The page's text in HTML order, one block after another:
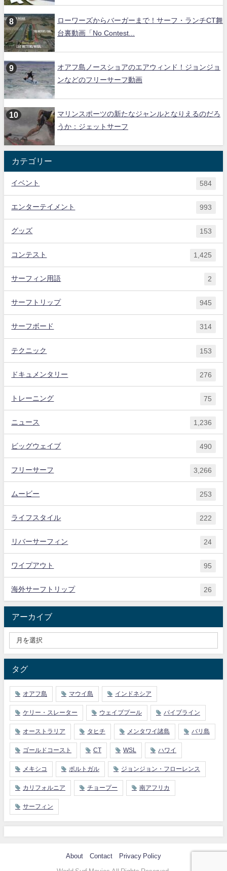
ローワーズからバーガーまで！サーフ・ランチCT舞
台裏動画「No Contest...
オアフ島ノースショアのエアウィンド！ジョンジョ
ンなどのフリーサーフ動画
マリンスポーツの新たなジャンルとなりえるのだろ
うか：ジェットサーフ
カテゴリー
イベント 584
エンターテイメント 993
グッズ 153
コンテスト 1,425
サーフィン用語 2
サーフトリップ 945
サーフボード 314
テクニック 153
ドキュメンタリー 276
トレーニング 75
ニュース 1,236
ビッグウェイブ 490
フリーサーフ 3,266
ムービー 253
ライフスタイル 222
リバーサーフィン 24
ワイプアウト 95
海外サーフトリップ 26
アーカイブ
タグ
オアフ島 マウイ島 インドネシア
ケリー・スレーター ウェイブプール パイプライン
オーストラリア タヒチ メンタワイ諸島 バリ島
ゴールドコースト CT WSL ハワイ
メキシコ ポルトガル ジョンジョン・フローレンス
カリフォルニア チョープー 南アフリカ
サーフィン
About Contact Privacy Policy